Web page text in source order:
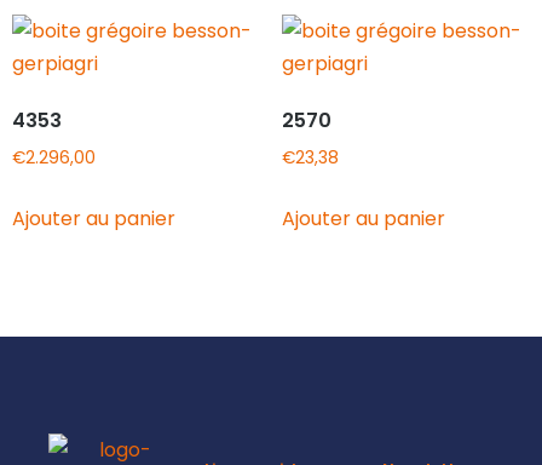
4353
€2.296,00
Ajouter au panier
2570
€23,38
Ajouter au panier